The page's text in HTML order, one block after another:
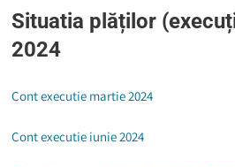
Situatia plăților
2024
Cont executie martie 2024
Cont executie iunie 2024